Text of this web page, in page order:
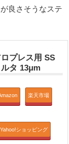
良さそうなステ
プレス用 SS
タ 13μm
楽天市場
Yahoo!ショッピング